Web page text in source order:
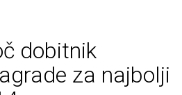
dobitnik
za najbolji